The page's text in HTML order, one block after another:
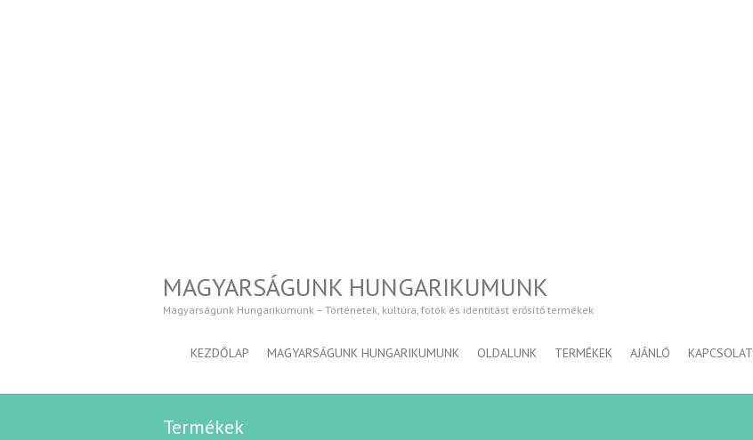
MAGYARSÁGUNK HUNGARIKUMUNK
Magyarságunk Hungarikumunk – Történetek, kultúra, fotók és identitást erősítő termékek
KEZDŐLAP MAGYARSÁGUNK HUNGARIKUMUNK OLDALUNK TERMÉKEK AJÁNLÓ KAPCSOLAT
Termékek